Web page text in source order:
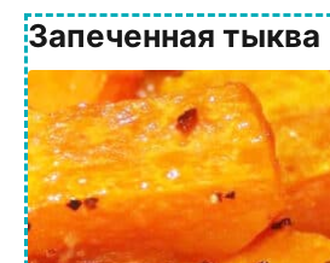
Запеченная тыква